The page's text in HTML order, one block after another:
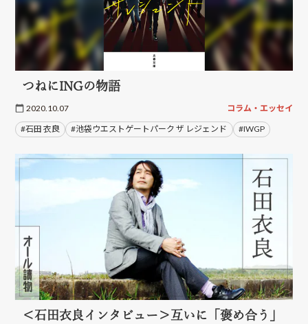
つねにINGの物語
2020.10.07 コラム・エッセイ
#石田 衣良 #池袋ウエストゲートパーク ザ レジェンド #IWGP
＜石田衣良インタビュー＞互いに「褒め合う」